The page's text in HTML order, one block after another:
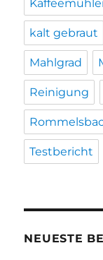
kalt gebraut
Mahlgrad
Reinigung
Testbericht
NEUESTE